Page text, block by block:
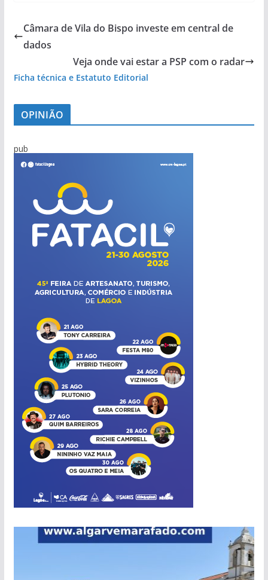
Câmara de Vila do Bispo investe em central de
dados
Veja onde vai estar a PSP com o radar
Ficha técnica e Estatuto Editorial
OPINIÃO
pub